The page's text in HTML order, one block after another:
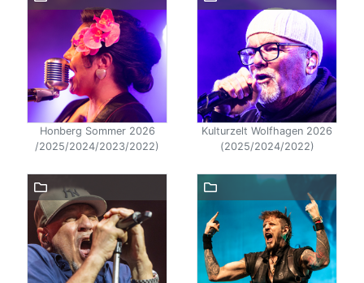
Honberg Sommer 2026
/2025/2024/2023/2022)
Kulturzelt Wolfhagen 2026
(2025/2024/2022)